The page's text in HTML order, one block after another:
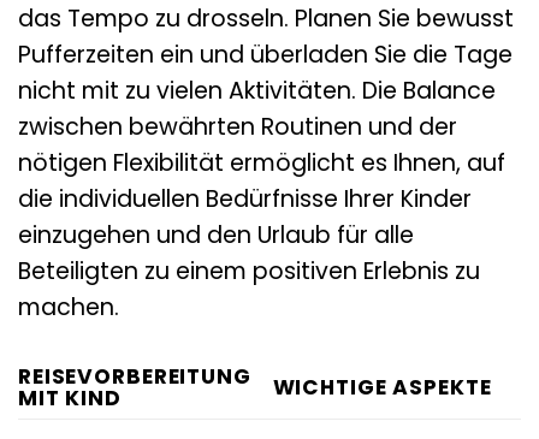
das Tempo zu drosseln. Planen Sie bewusst
Pufferzeiten ein und überladen Sie die Tage
nicht mit zu vielen Aktivitäten. Die Balance
zwischen bewährten Routinen und der
nötigen Flexibilität ermöglicht es Ihnen, auf
die individuellen Bedürfnisse Ihrer Kinder
einzugehen und den Urlaub für alle
Beteiligten zu einem positiven Erlebnis zu
machen.
REISEVORBEREITUNG
MIT KIND WICHTIGE ASPEKTE